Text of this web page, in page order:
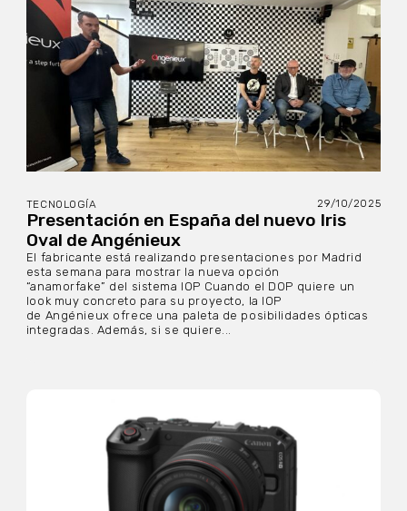
TECNOLOGÍA 29/10/2025
Presentación en España del nuevo Iris
Oval de Angénieux
El fabricante está realizando presentaciones por Madrid
esta semana para mostrar la nueva opción
“anamorfake” del sistema IOP Cuando el DOP quiere un
look muy concreto para su proyecto, la IOP
de Angénieux ofrece una paleta de posibilidades ópticas
integradas. Además, si se quiere...